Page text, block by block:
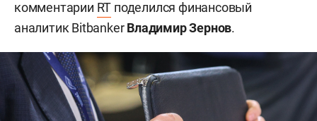
комментарии RT поделился финансовый
аналитик BitbankerВладимир Зернов.